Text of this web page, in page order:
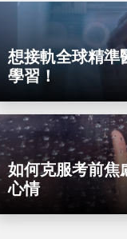
想接軌全球精準
學習！
如何克服考前焦
心情